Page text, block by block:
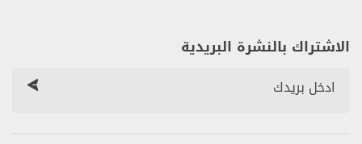
الاشتراك بالنشرة البريدية